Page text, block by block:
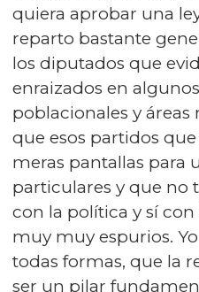
quiera aprobar una
reparto bastante
los diputados que
enraizados en
poblacionales y áreas
que esos partidos
meras pantallas para
particulares y que no
con la política y sí con
muy muy espurios.
todas formas, que la
ser un pilar